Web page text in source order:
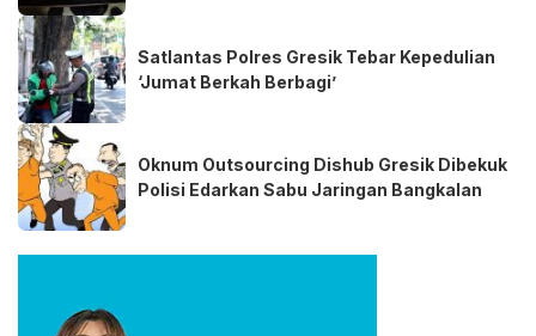
Satlantas Polres Gresik Tebar Kepedulian
‘Jumat Berkah Berbagi’
Oknum Outsourcing Dishub Gresik Dibekuk
Polisi Edarkan Sabu Jaringan Bangkalan